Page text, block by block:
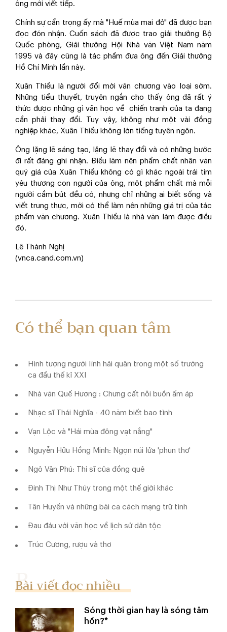
ông mới viết tiếp.
Chính sự cẩn trọng ấy mà "Huế mùa mai đỏ" đã được bạn
đọc đón nhận. Cuốn sách đã được trao giải thưởng Bộ
Quốc phòng, Giải thưởng Hội Nhà văn Việt Nam năm
1995 và đây cũng là tác phẩm đưa ông đến Giải thưởng
Hồ Chí Minh lần này.
Xuân Thiều là người đổi mới văn chương vào loại sớm.
Những tiểu thuyết, truyện ngắn cho thấy ông đã rất ý
thức được những gì văn học về chiến tranh của ta đang
cần phải thay đổi. Tuy vậy, không như một vài đồng
nghiệp khác, Xuân Thiều không lớn tiếng tuyên ngôn.
Ông lặng lẽ sáng tạo, lặng lẽ thay đổi và có những bước
đi rất đáng ghi nhận. Điều làm nên phẩm chất nhân văn
quý giá của Xuân Thiều không có gì khác ngoài trái tim
yêu thương con người của ông, một phẩm chất mà mỗi
người cầm bút đều có, nhưng chỉ những ai biết sống và
viết trung thực, mới có thể làm nên những giá trị của tác
phẩm văn chương. Xuân Thiều là nhà văn làm được điều
đó.
Lê Thành Nghị
(vnca.cand.com.vn)
Có thể bạn quan tâm
Hình tượng người lính hải quân trong một số trường
ca đầu thế kỉ XXI
Nhà văn Quế Hương : Chưng cất nỗi buồn ấm áp
Nhạc sĩ Thái Nghĩa - 40 năm biết bao tình
Vạn Lộc và "Hái mùa đông vạt nắng"
Nguyễn Hữu Hồng Minh: Ngọn núi lửa 'phun thơ'
Ngô Văn Phú: Thi sĩ của đồng quê
Đinh Thị Như Thúy trong một thế giới khác
Tân Huyền và những bài ca cách mạng trữ tình
Đau đáu với văn học về lịch sử dân tộc
Trúc Cương, rượu và thơ
Bài viết đọc nhiều
Sóng thời gian hay là sóng tâm
hồn?*